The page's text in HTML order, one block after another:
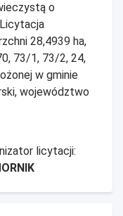
o
28,4939 ha,
73/1, 73/2, 24,
w gminie
województwo
licytacji: